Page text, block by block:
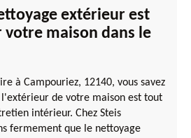
extérieur est
votre maison dans le
à Campouriez, 12140, vous savez
de votre maison est tout
intérieur. Chez Steis
fermement que le nettoyage